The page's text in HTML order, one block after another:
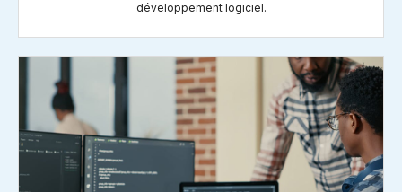
développement logiciel.